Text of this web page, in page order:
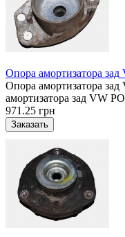
Опора амортизатора
Опора амортизатора
амортизатора зад VW
971.25 грн